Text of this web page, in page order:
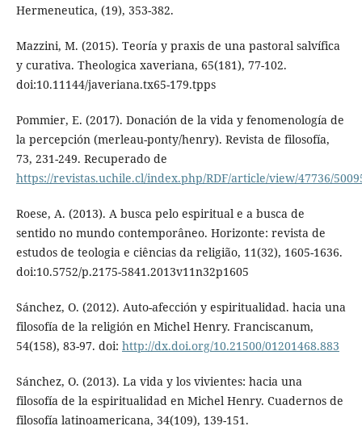
Hermeneutica, (19), 353-382.
Mazzini, M. (2015). Teoría y praxis de una pastoral salvífica
y curativa. Theologica xaveriana, 65(181), 77-102.
doi:10.11144/javeriana.tx65-179.tpps
Pommier, E. (2017). Donación de la vida y fenomenología de
la percepción (merleau-ponty/henry). Revista de filosofía,
73, 231-249. Recuperado de
https://revistas.uchile.cl/index.php/RDF/article/view/47736/
Roese, A. (2013). A busca pelo espiritual e a busca de
sentido no mundo contemporâneo. Horizonte: revista de
estudos de teologia e ciências da religião, 11(32), 1605-1636.
doi:10.5752/p.2175-5841.2013v11n32p1605
Sánchez, O. (2012). Auto-afección y espiritualidad. hacia una
filosofía de la religión en Michel Henry. Franciscanum,
54(158), 83-97. doi: http://dx.doi.org/10.21500/01201468.883
Sánchez, O. (2013). La vida y los vivientes: hacia una
filosofía de la espiritualidad en Michel Henry. Cuadernos de
filosofía latinoamericana, 34(109), 139-151.